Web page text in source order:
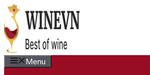
Chuyển
đến
nội
dung
Menu